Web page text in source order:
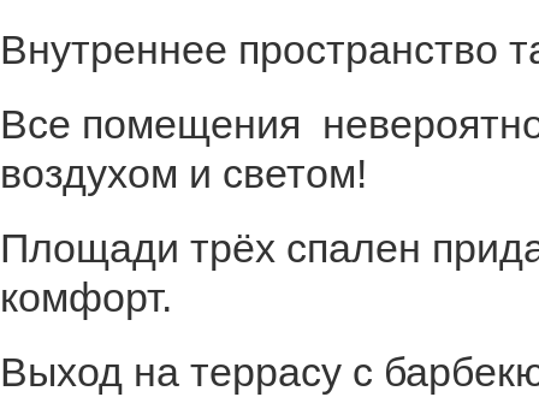
Внутреннее пространство
Все помещения
воздухом и светом!
Площади трёх спален
комфорт.
Выход на террасу с